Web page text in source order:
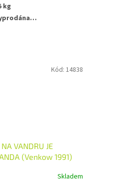
kg
NA VANDRU JE
(Venkow 1991)
Skladem
Kód: 14838